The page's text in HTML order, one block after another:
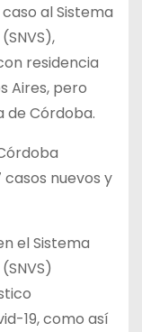
al Sistema
residencia
Aires, pero
de Córdoba.
nuevos y
el Sistema
19, como así